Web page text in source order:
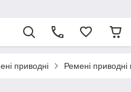
приводні Ремені